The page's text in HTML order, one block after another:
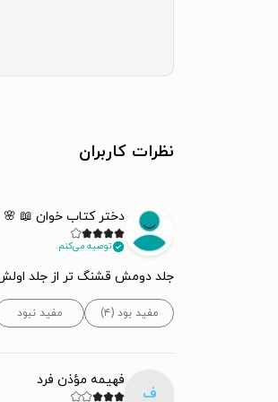
نظرات کاربران
دختر کتاب خوان 📖 🌸
توصیه می‌کنم.
جلد دومش قشنگ تر از جلد اولش
مفید بود (۴) مفید نبود
ف
فهيمه مؤذن فرد